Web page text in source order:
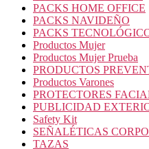
PACKS HOME OFFICE
PACKS NAVIDEÑO
PACKS
Productos Mujer
Productos Mujer Prueba
PRODUCTOS
Productos Varones
PROTECTORES
PUBLICIDAD
Safety Kit
SEÑALÉTICAS
TAZAS